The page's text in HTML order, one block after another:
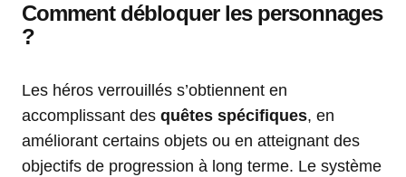
Comment débloquer les personnages
?
Les héros verrouillés s’obtiennent en
accomplissant des quêtes spécifiques, en
améliorant certains objets ou en atteignant des
objectifs de progression à long terme. Le système